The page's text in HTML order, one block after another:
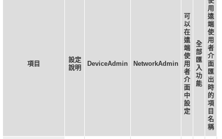
項目
設定
說明
DeviceAdmin NetworkAdmin
可
以
在
遠
端
使
用
者
介
面
中
設
定
全
部
匯
入
功
能
用
遠
端
使
用
者
介
面
匯
出
時
的
項
目
名
稱